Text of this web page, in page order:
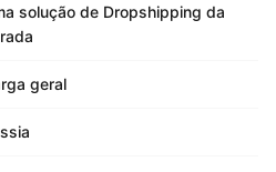
solução de Dropshipping da
geral